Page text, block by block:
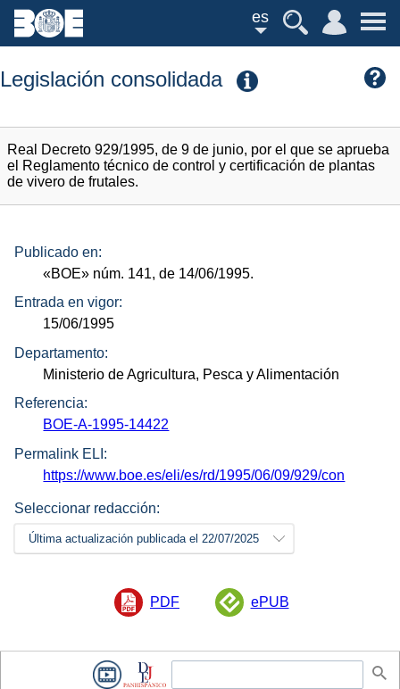
es
Legislación consolidada
Real Decreto 929/1995, de 9 de junio, por el que se aprueba
el Reglamento técnico de control y certificación de plantas
de vivero de frutales.
Publicado en:
«BOE» núm. 141, de 14/06/1995.
Entrada en vigor:
15/06/1995
Departamento:
Ministerio de Agricultura, Pesca y Alimentación
Referencia:
BOE-A-1995-14422
Permalink ELI:
https://www.boe.es/eli/es/rd/1995/06/09/929/con
Seleccionar redacción:
Última actualización publicada el 22/07/2025
PDF ePUB